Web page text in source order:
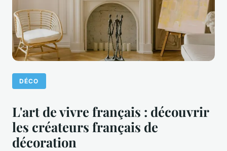
DÉCO
L'art de vivre français : découvrir
les créateurs français de
décoration